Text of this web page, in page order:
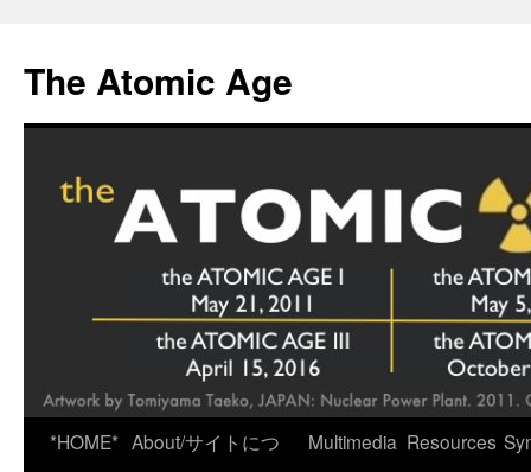
content
The Atomic Age
*HOME* About/サイトにつ
Multimedia Resources